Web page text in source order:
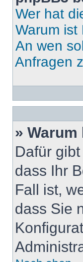
Wer hat
Warum ist
An wen
Anfragen
»
Dafür
dass Ihr
Fall ist,
dass Sie